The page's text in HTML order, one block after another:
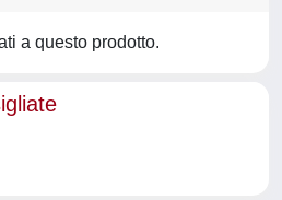
a questo prodotto.